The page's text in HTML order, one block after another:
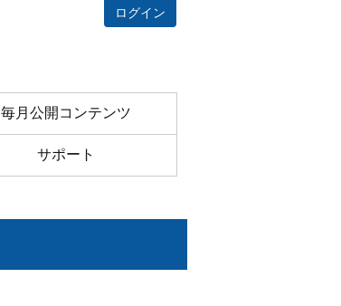
ログイン
毎月公開コンテンツ
サポート